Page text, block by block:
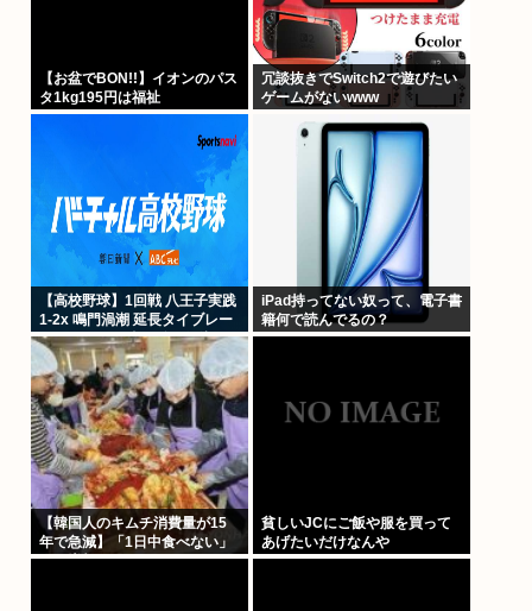
【お盆でBON!!】イオンのパス
タ1kg195円は福祉
冗談抜きでSwitch2で遊びたい
ゲームがないwww
【高校野球】1回戦 八王子実践
1-2x 鳴門渦潮 延長タイブレー
クでサヨナラ勝ち 鳴門渦潮と
して甲子園1勝
iPad持ってない奴って、電子書
籍何で読んでるの？
【韓国人のキムチ消費量が15
年で急減】「1日中食べない」
人も増加
貧しいJCにご飯や服を買って
あげたいだけなんや